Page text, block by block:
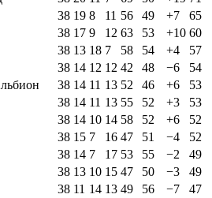
38 19 8 11 56 49 +7
65
38 17 9 12 63 53 +10 60
38 13 18 7 58 54 +4
57
38 14 12 12 42 48 −6
54
38 14 11 13 52 46 +6
53
38 14 11 13 55 52 +3
53
38 14 10 14 58 52 +6
52
38 15 7 16 47 51 −4
52
38 14 7 17 53 55 −2
49
38 13 10 15 47 50 −3
49
38 11 14 13 49 56 −7
47